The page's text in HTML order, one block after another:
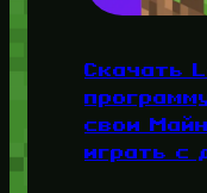
Скачать
свои
играть с